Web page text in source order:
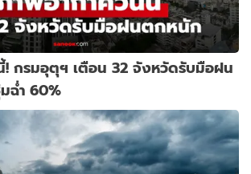
! กรมอุตุฯ เตือน 32 จังหวัดรับมือฝน
ฉ่ำ 60%